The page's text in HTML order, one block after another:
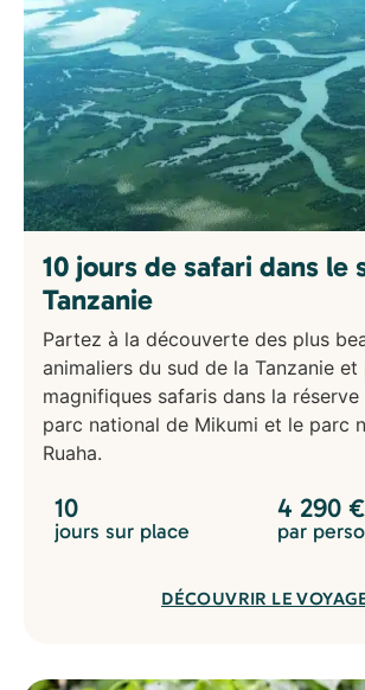
10 jours de safari dans le
Tanzanie
Partez à la découverte des plus
animaliers du sud de la Tanzanie
magnifiques safaris dans la réserve
parc national de Mikumi et le parc
Ruaha.
10
jours sur place
4 290 €
par
DÉCOUVRIR LE